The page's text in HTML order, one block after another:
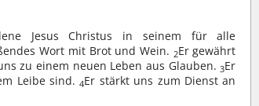
Jesus Christus in seinem für alle
Wort mit Brot und Wein. 2Er gewährt
zu einem neuen Leben aus Glauben.3Er
Leibe sind.4Er stärkt uns zum Dienst an